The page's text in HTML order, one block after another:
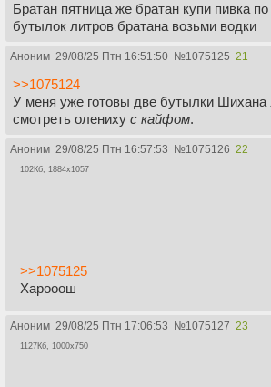
Братан пятница же братан купи пивка
бутылок литров братана возьми водки
Аноним 29/08/25 Птн 16:51:50 №1075125 21
>>1075124
У меня уже готовы две бутылки
смотреть олениху с кайфом.
Аноним 29/08/25 Птн 16:57:53 №1075126 22
102Кб, 1884x1057
>>1075125
Харооош
Аноним 29/08/25 Птн 17:06:53 №1075127 23
1127Кб, 1000x750